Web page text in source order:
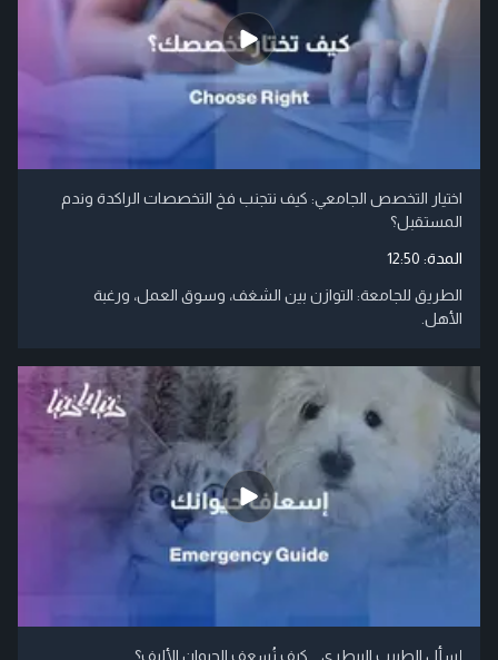
اختيار التخصص الجامعي: كيف نتجنب فخ التخصصات الراكدة وندم
المستقبل؟
المدة: 12:50
الطريق للجامعة: التوازن بين الشغف، وسوق العمل، ورغبة
الأهل.
إسأل الطبيب البيطري .. كيف نُسعف الحيوان الأليف؟